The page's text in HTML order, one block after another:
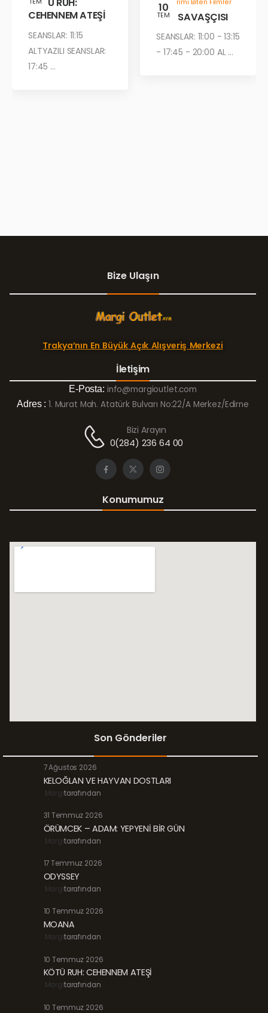
CEHENNEM ATEŞİ
SEANSLAR: 11:15
ALTYAZILI SEANSLAR:
17:45 ...
10
TEM
Gösterimi Biten Filmler
ÇÖL SAVAŞÇISI
SEANSLAR: 11:00 - 13:15
- 17:45 - 20:00 AL ...
Bize Ulaşın
Trakya’nın En Büyük Açık Alışveriş Merkezi
İletişim
E-Posta: info@margioutlet.com
Adres : 1. Murat Mah. Atatürk Bulvarı No:22/A Merkez/Edirne
Bizi Arayın
0(284) 236 64 00
Konumumuz
Son Gönderiler
7 Ağustos 2026
KELOĞLAN VE HAYVAN DOSTLARI
Margitarafından
31 Temmuz 2026
ÖRÜMCEK – ADAM: YEPYENİ BİR GÜN
Margitarafından
17 Temmuz 2026
ODYSSEY
Margitarafından
10 Temmuz 2026
MOANA
Margitarafından
10 Temmuz 2026
KÖTÜ RUH: CEHENNEM ATEŞİ
Margitarafından
10 Temmuz 2026